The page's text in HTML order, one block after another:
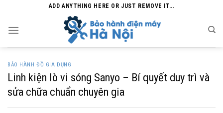
content
ADD ANYTHING HERE OR JUST REMOVE IT...
BẢO HÀNH ĐỒ GIA DỤNG
Linh kiện lò vi sóng Sanyo – Bí quyết duy trì và
sửa chữa chuẩn chuyên gia